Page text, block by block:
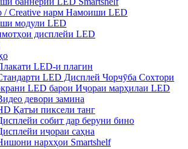
/ Creative нарм Намоиши LED
модули LED
дисплейи LED
LED-и плагин
LED Дисплей Чорчӯба Сохтори
LED барои Иҷораи марҳилаи LED
девори замина
Қатъи пиксели танг
собит дар беруни бино
иҷораи саҳна
нархҳои Smartshelf